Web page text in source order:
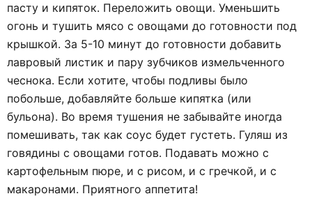
пасту и кипяток. Переложить овощи. Уменьшить
огонь и тушить мясо с овощами до готовности под
крышкой. За 5-10 минут до готовности добавить
лавровый листик и пару зубчиков измельченного
чеснока. Если хотите, чтобы подливы было
побольше, добавляйте больше кипятка (или
бульона). Во время тушения не забывайте иногда
помешивать, так как соус будет густеть. Гуляш из
говядины с овощами готов. Подавать можно с
картофельным пюре, и с рисом, и с гречкой, и с
макаронами. Приятного аппетита!